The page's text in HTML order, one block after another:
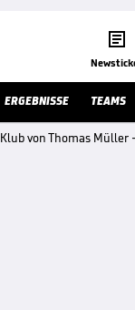

ERGEBNISSE TEAMS
von Thomas Müller